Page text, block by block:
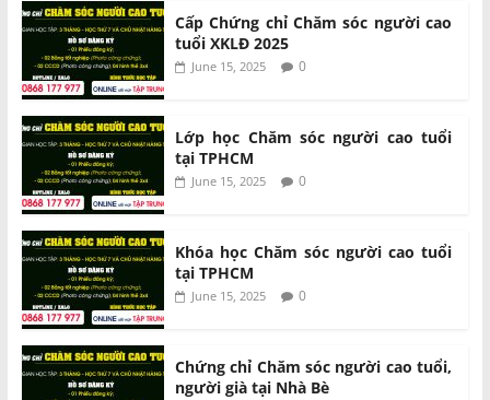
Cấp Chứng chỉ Chăm sóc người cao
tuổi XKLĐ 2025
June 15, 2025 0
Lớp học Chăm sóc người cao tuổi
tại TPHCM
June 15, 2025 0
Khóa học Chăm sóc người cao tuổi
tại TPHCM
June 15, 2025 0
Chứng chỉ Chăm sóc người cao tuổi,
người già tại Nhà Bè